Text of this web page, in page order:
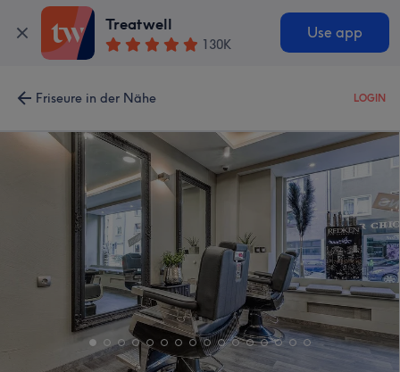
Treatwell
130K
Use app
Friseure in der Nähe LOGIN